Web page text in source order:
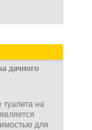
в частных
дачного
туалета на
для